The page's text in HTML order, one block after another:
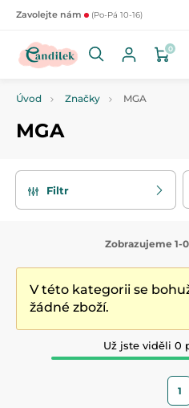
Zavolejte nám (Po-Pá 10-16)
0
Úvod Značky MGA
MGA
Filtr
Zobrazujeme 1-
V této kategorii se
žádné zboží.
Už jste viděli 0
1